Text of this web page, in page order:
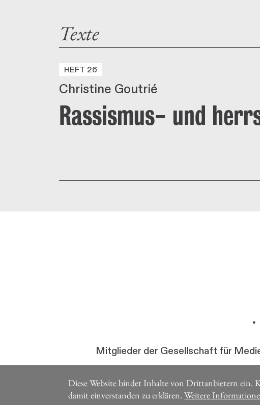
Texte
HEFT 26
Christine Goutrié
Rassismus- und
Mitglieder der Gesellschaft für
Diese Website bindet Inhalte von Drittanbietern ein.
damit einverstanden zu erklären. Weitere